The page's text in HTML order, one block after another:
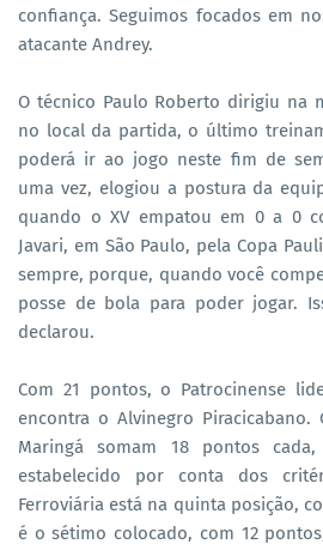
confiança. Seguimos focados em
atacante Andrey.
O técnico Paulo Roberto dirigiu na
no local da partida, o último
poderá ir ao jogo neste fim de
uma vez, elogiou a postura da
quando o XV empatou em 0 a 0
Javari, em São Paulo, pela Copa
sempre, porque, quando você
posse de bola para poder jogar.
declarou.
Com 21 pontos, o Patrocinense
encontra o Alvinegro Piracicabano.
Maringá somam 18 pontos
estabelecido por conta dos
Ferroviária está na quinta posição,
é o sétimo colocado, com 12